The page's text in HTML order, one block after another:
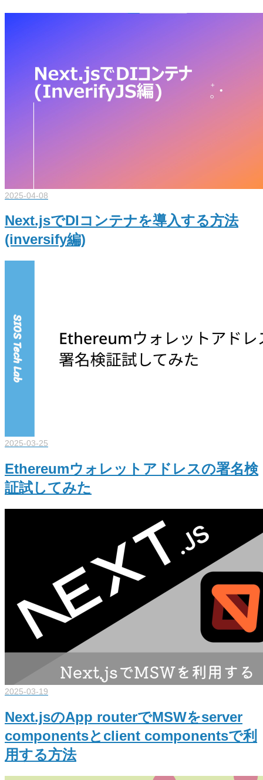
2025-04-08
Next.jsでDIコンテナを導入する方法
(inversify編)
2025-03-25
Ethereumウォレットアドレスの署名検
証試してみた
2025-03-19
Next.jsのApp routerでMSWをserver
componentsとclient componentsで利
用する方法